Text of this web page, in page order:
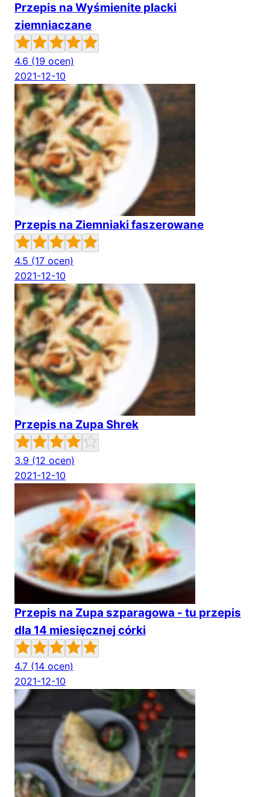
Przepis na Wyśmienite placki
ziemniaczane
4.6 (19 ocen)
2021-12-10
Przepis na Ziemniaki faszerowane
4.5 (17 ocen)
2021-12-10
Przepis na Zupa Shrek
3.9 (12 ocen)
2021-12-10
Przepis na Zupa szparagowa - tu przepis
dla 14 miesięcznej córki
4.7 (14 ocen)
2021-12-10